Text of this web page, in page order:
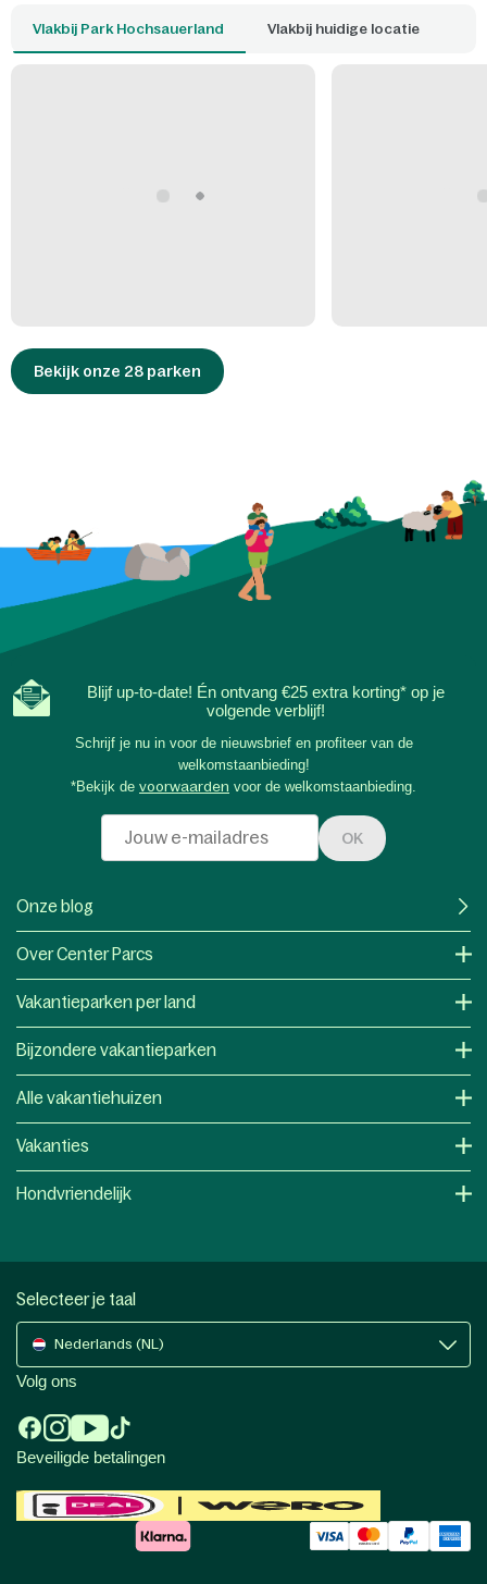
Vlakbij Park Hochsauerland Vlakbij huidige locatie
Bekijk onze 28 parken
Blijf up-to-date! Én ontvang €25 extra korting* op je
volgende verblijf!
Schrijf je nu in voor de nieuwsbrief en profiteer van de
welkomstaanbieding!
*Bekijk de voorwaarden voor de welkomstaanbieding.
OK
Onze blog
Over Center Parcs
Vakantieparken per land
Bijzondere vakantieparken
Alle vakantiehuizen
Vakanties
Hondvriendelijk
Selecteer je taal
Nederlands (NL)
Volg ons
Beveiligde betalingen